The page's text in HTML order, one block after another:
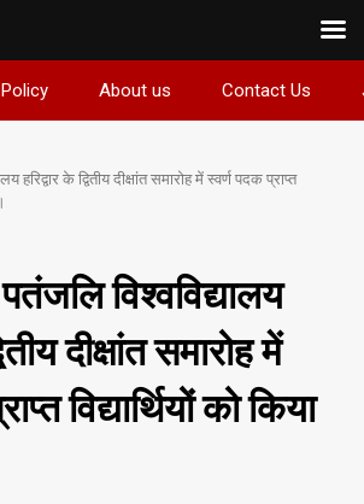
About us Contact Us
हरिद्वार के द्वितीय दीक्षांत समारोह में स्वर्ण पदक प्राप्त
विश्वविद्यालय
दीक्षांत समारोह में
विद्यार्थियों को किया